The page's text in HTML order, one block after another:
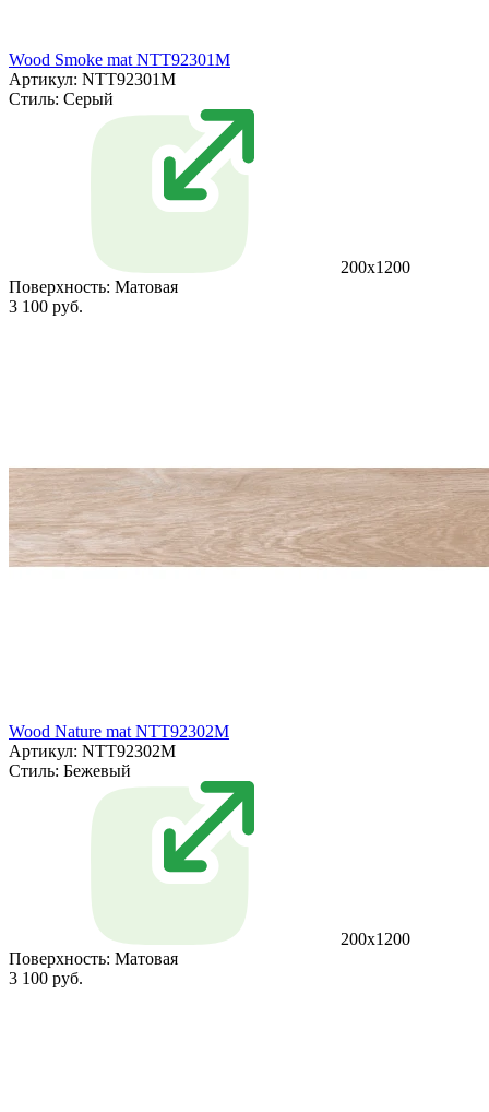
Wood Smoke mat NTT92301M
Артикул: NTT92301M
Стиль: Серый
200x1200
Поверхность: Матовая
3 100 руб.
Wood Nature mat NTT92302M
Артикул: NTT92302M
Стиль: Бежевый
200x1200
Поверхность: Матовая
3 100 руб.